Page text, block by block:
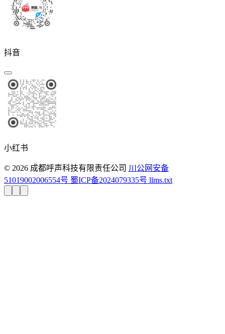
抖音
小红书
© 2026 成都呼声科技有限责任公司 川公网安备
51019002006554号 蜀ICP备2024079335号 llms.txt